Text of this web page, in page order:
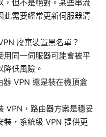
，但不是絕對。某些串流
此需要經常更新伺服器清
廢棄裝置黑名單？
用同一伺服器可能會被平
低風險。
器 VPN 還是裝在機頂盒
VPN，路由器方案是穩妥
裝，系統級 VPN 提供更